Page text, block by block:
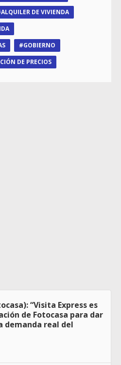
ALQUILER DE VIVIENDA
GOBIERNO
DE PRECIOS
“Visita Express es
de Fotocasa para dar
demanda real del